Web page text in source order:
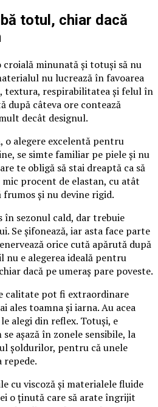
totul, chiar dacă
croială minunată și totuși să nu
nu lucrează în favoarea
textura, respirabilitatea și felul în
după câteva ore contează
decât designul.
o alegere excelentă pentru
se simte familiar pe piele și nu
te obligă să stai dreaptă ca să
mic procent de elastan, cu atât
frumos și nu devine rigid.
în sezonul cald, dar trebuie
Se șifonează, iar asta face parte
orice cută apărută după
nu e alegerea ideală pentru
dacă pe umeraș pare poveste.
calitate pot fi extraordinare
ales toamna și iarna. Au acea
alegi din reflex. Totuși, e
așază în zonele sensibile, la
șoldurilor, pentru că unele
repede.
cu viscoză și materialele fluide
o ținută care să arate îngrijit